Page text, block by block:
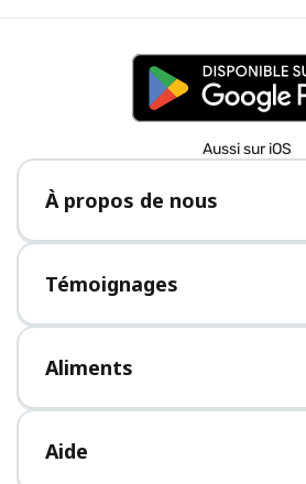
Aussi sur iOS
À propos de nous
À propos de nous
Postes
Presse
Témoignages
Tous les témoignages
Aliments
Tous les aliments
Aide